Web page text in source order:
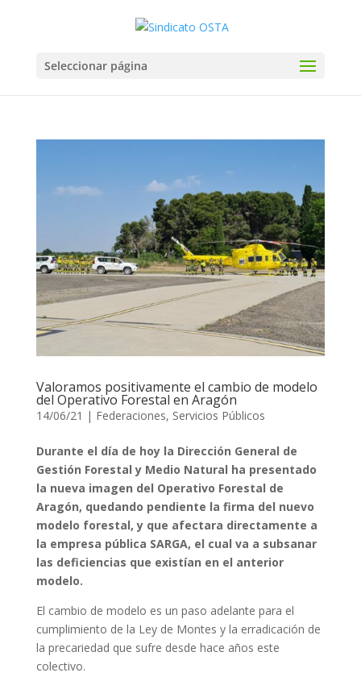
Seleccionar página
Valoramos positivamente el cambio de modelo
del Operativo Forestal en Aragón
14/06/21 | Federaciones, Servicios Públicos
Durante el día de hoy la Dirección General de
Gestión Forestal y Medio Natural ha presentado
la nueva imagen del Operativo Forestal de
Aragón, quedando pendiente la firma del nuevo
modelo forestal, y que afectara directamente a
la empresa pública SARGA, el cual va a subsanar
las deficiencias que existían en el anterior
modelo.
El cambio de modelo es un paso adelante para el
cumplimiento de la Ley de Montes y la erradicación de
la precariedad que sufre desde hace años este
colectivo.